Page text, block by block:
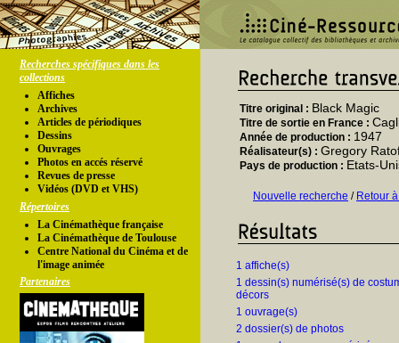
Recherches spécifiques dans les
collections
Affiches
Archives
Articles de périodiques
Dessins
Ouvrages
Photos en accés réservé
Revues de presse
Vidéos (DVD et VHS)
Répertoires
La Cinémathèque française
La Cinémathèque de Toulouse
Centre National du Cinéma et de
l'image animée
Partenaires
Titre original : Black Magic
Titre de sortie en France :
Année de production : 1947
Réalisateur(s) : Gregory
Pays de production : Etats-
Nouvelle recherche / Retour
1 affiche(s)
1 dessin(s) numérisé(s) de
décors
1 ouvrage(s)
2 dossier(s) de photos